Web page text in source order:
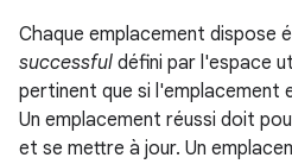
Chaque emplacement dispose
successful défini par l'espace
pertinent que si l'emplacement
Un emplacement réussi doit
et se mettre à jour. Un